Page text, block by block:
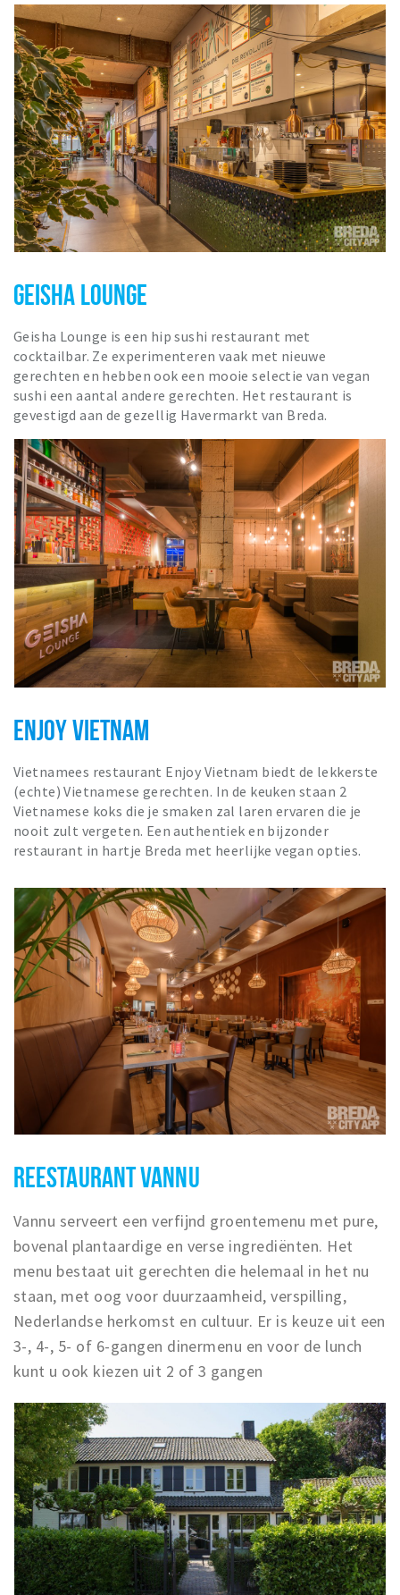
GEISHA LOUNGE
Geisha Lounge is een hip sushi restaurant met
cocktailbar. Ze experimenteren vaak met nieuwe
gerechten en hebben ook een mooie selectie van vegan
sushi een aantal andere gerechten. Het restaurant is
gevestigd aan de gezellig Havermarkt van Breda.
ENJOY VIETNAM
Vietnamees restaurant Enjoy Vietnam biedt de lekkerste
(echte) Vietnamese gerechten. In de keuken staan 2
Vietnamese koks die je smaken zal laren ervaren die je
nooit zult vergeten. Een authentiek en bijzonder
restaurant in hartje Breda met heerlijke vegan opties.
REESTAURANT VANNU
Vannu serveert een verfijnd groentemenu met pure,
bovenal plantaardige en verse ingrediënten. Het
menu bestaat uit gerechten die helemaal in het nu
staan, met oog voor duurzaamheid, verspilling,
Nederlandse herkomst en cultuur. Er is keuze uit een
3-, 4-, 5- of 6-gangen dinermenu en voor de lunch
kunt u ook kiezen uit 2 of 3 gangen